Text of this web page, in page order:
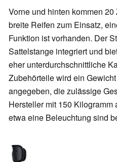
Vorne und hinten kommen
breite Reifen zum Einsatz,
Funktion ist vorhanden. Der
Sattelstange integriert und
eher unterdurchschnittliche
Zubehörteile wird ein
angegeben, die zulässige
Hersteller mit 150 Kilogramm
etwa eine Beleuchtung sind